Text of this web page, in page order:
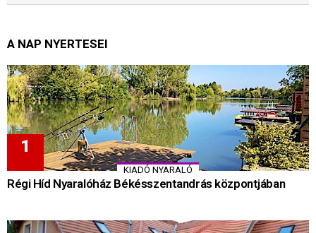
A NAP NYERTESEI
KIADÓ NYARALÓ
Régi Híd Nyaralóház Békésszentandrás központjában